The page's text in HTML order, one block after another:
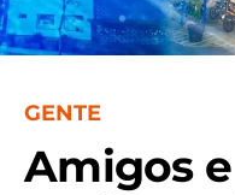
GENTE
Amigos